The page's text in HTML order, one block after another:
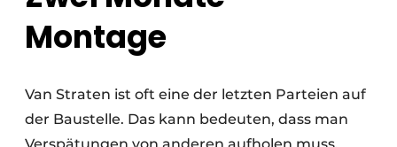
Montage
Van Straten ist oft eine der letzten Parteien auf
der Baustelle. Das kann bedeuten, dass man